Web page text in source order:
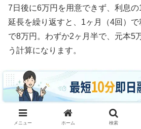
7日後に6万円を用意できず、利息
延長を繰り返すと、1ヶ月（4回）で
で8万円。わずか2ヶ月半で、元本5
う計算になります。
3ヶ月続けた場合、利息の支払い総
万円の2.4倍の利息を取られ、それ
せん。これがソフト闇金の実態です
メニュー ホーム 検索